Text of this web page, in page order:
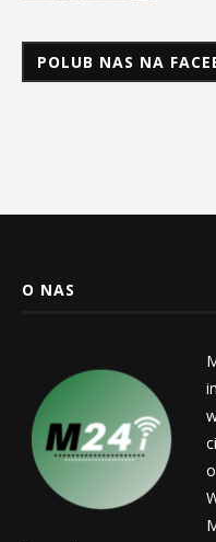
POLUB NAS NA
O NAS